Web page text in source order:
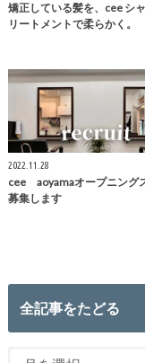
矯正している髪を、cee シ
リートメントで柔らかく。
2022.11.28
cee aoyamaオープニング
募集します
全記事をたどる